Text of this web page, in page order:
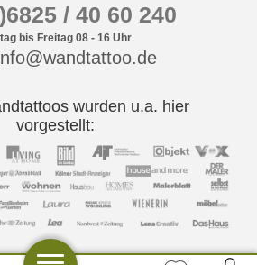
/ 40 60 240
bis Freitag 08 - 16 Uhr
wurden u.a. hier
vorgestellt: